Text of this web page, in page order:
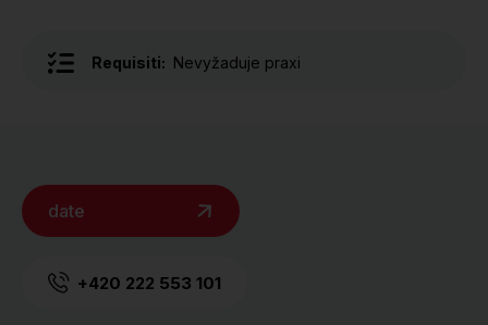
Requisiti: Nevyžaduje praxi
date
+420 222 553 101